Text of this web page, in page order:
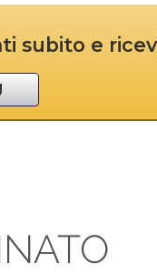
subito e